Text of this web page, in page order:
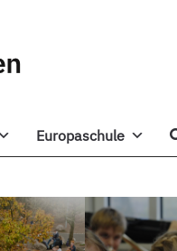
Europaschule